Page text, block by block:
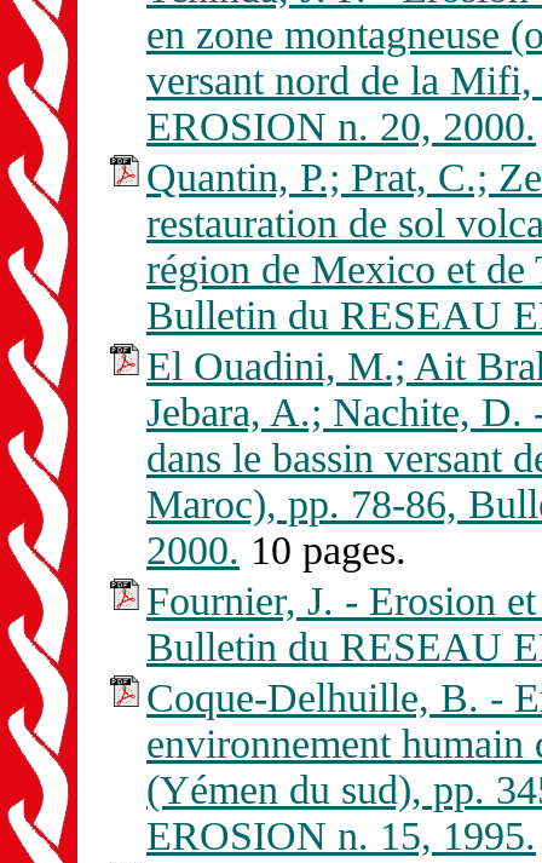
en zone montagneuse
versant nord de la
EROSION n. 20, 2000.
Quantin, P.; Prat, C.;
restauration de sol
région de Mexico et
Bulletin du RESEAU
El Ouadini, M.; Ait
Jebara, A.; Nachite, D.
dans le bassin versant
Maroc), pp. 78-86,
2000. 10 pages.
Fournier, J. - Erosion
Bulletin du RESEAU
Coque-Delhuille, B. -
environnement humain
(Yémen du sud), pp.
EROSION n. 15, 1995.